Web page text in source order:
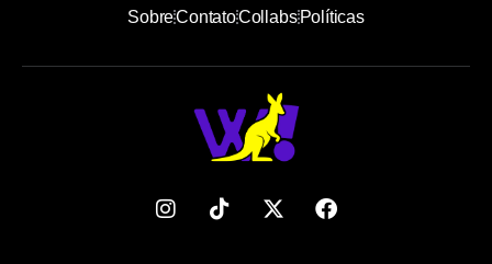
SobreContatoCollabsPolíticas